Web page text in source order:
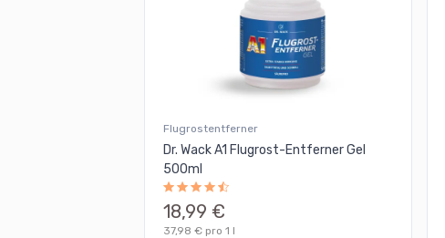
Flugrostentferner
Dr. Wack A1 Flugrost-Entferner Gel
500ml
18,99 €
37,98 € pro 1 l